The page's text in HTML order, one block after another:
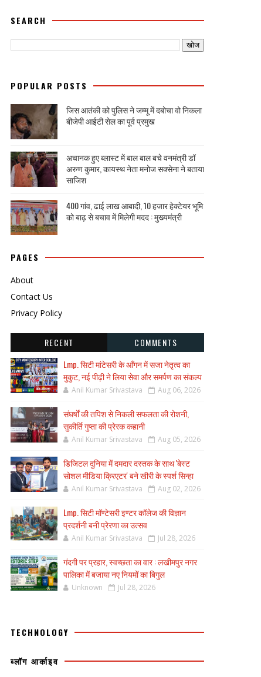
SEARCH
POPULAR POSTS
जिस आतंकी को पुलिस ने जम्मू में दबोचा वो निकला
बीजेपी आईटी सेल का पूर्व प्रमुख
अचानक हुए ब्लास्ट में बाल बाल बचे वनमंत्री डॉ
अरुण कुमार, कायस्थ नेता मनोज सक्सेना ने बताया
साजिश
400 गांव, ढाई लाख आबादी, 10 हजार हेक्टेयर भूमि
को बाढ़ से बचाव में मिलेगी मदद : मुख्यमंत्री
PAGES
About
Contact Us
Privacy Policy
RECENT
COMMENTS
Lmp. सिटी मांटेसरी के आँगन में सजा नेतृत्व का
मुकुट, नई पीढ़ी ने लिया सेवा और समर्पण का संकल्प
Anil Kumar Srivastava Aug 06, 2026
संघर्षों की तपिश से निकली सफलता की रोशनी,
सुकीर्ति गुप्ता की प्रेरक कहानी
Anil Kumar Srivastava Aug 05, 2026
डिजिटल दुनिया में दमदार दस्तक के साथ 'बेस्ट
सोशल मीडिया क्रिएटर' बने खीरी के स्पर्श सिन्हा
Anil Kumar Srivastava Aug 02, 2026
Lmp. सिटी मॉण्टेसरी इण्टर कॉलेज की विज्ञान
प्रदर्शनी बनी प्रेरणा का उत्सव
Anil Kumar Srivastava Jul 28, 2026
गंदगी पर प्रहार, स्वच्छता का वार : लखीमपुर नगर
पालिका में बजाया नए नियमों का बिगुल
Unknown Jul 28, 2026
TECHNOLOGY
ब्लॉग आर्काइव